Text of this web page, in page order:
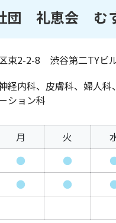
団 礼恵会 む
東2-2-8 渋谷第二TYビ
経内科、皮膚科、婦人科
ション科
月 火
● ●
● ●